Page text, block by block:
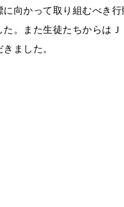
に向かって取り組むべき
た。また生徒たちからは
きました。